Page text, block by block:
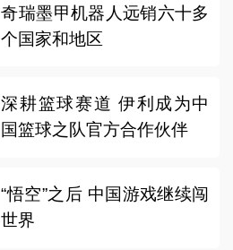
奇瑞墨甲机器人远销六十多
个国家和地区
深耕篮球赛道 伊利成为中
国篮球之队官方合作伙伴
“悟空”之后 中国游戏继续闯
世界